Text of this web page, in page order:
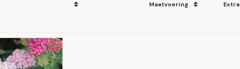
Maatvoering Extra